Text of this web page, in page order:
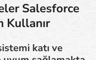
Salesforce
Kullanır
katı ve